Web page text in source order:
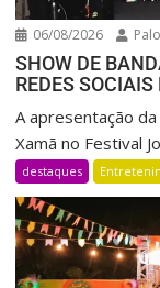
06/08/2026
SHOW DE
REDES
A apresentação
Xamã no Festival
destaques